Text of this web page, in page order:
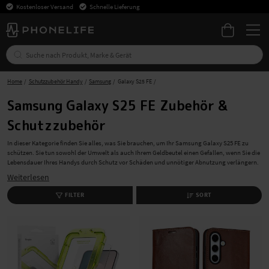
Kostenloser Versand Schnelle Lieferung
Home Schutzzubehör Handy Samsung Galaxy S25 FE
Samsung Galaxy S25 FE Zubehör &
Schutzzubehör
In dieser Kategorie finden Sie alles, was Sie brauchen, um Ihr Samsung Galaxy S25 FE zu
schützen. Sie tun sowohl der Umwelt als auch Ihrem Geldbeutel einen Gefallen, wenn Sie die
Lebensdauer Ihres Handys durch Schutz vor Schäden und unnötiger Abnutzung verlängern.
einem Kameraschutz sorgen Sie für einen vollständigen Schutz Ihres Samsung Galaxy S25
FE. Bei PhoneLife kaufen Sie Zubehör schnell, bequem und mit kostenlosem Versand!
und haben die Möglichkeit, Ihr Telefon zu personalisieren. Entdecken Sie unsere große
Auswahl und finden Sie die passende Hülle für Ihr Telefon. Wir bieten alles von Hüllen in den
neuesten Trendfarben bis hin zu widerstandsfähigen Hüllen mit robustem Design. Eine
praktische Alternative ist eine Hülle mit einem Kartensteckplatz für Ihr Samsung Galaxy S25
Weiterlesen
FILTER SORT